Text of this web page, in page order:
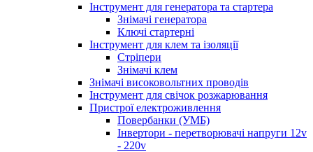
Інструмент для генератора та стартера
Знімачі генератора
Ключі стартерні
Інструмент для клем та ізоляції
Стріпери
Знімачі клем
Знімачі високовольтних проводів
Інструмент для свічок розжарювання
Пристрої електроживлення
Повербанки (УМБ)
Інвертори - перетворювачі напруги 12v
- 220v